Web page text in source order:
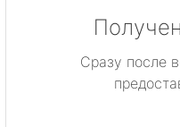
Сразу после